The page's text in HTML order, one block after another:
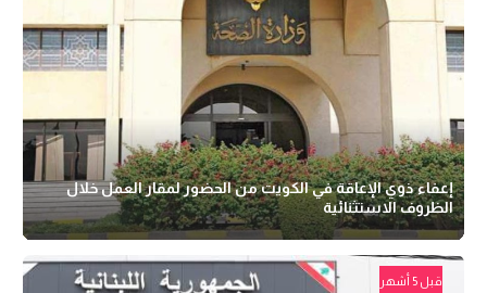
إعفاء ذوي الإعاقة في الكويت من الحضور لمقار العمل خلال
الظروف الاستثنائية
قبل 5 أشهر